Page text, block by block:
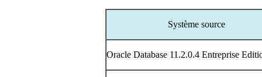
Système source
Oracle Database 11.2.0.4 Entreprise